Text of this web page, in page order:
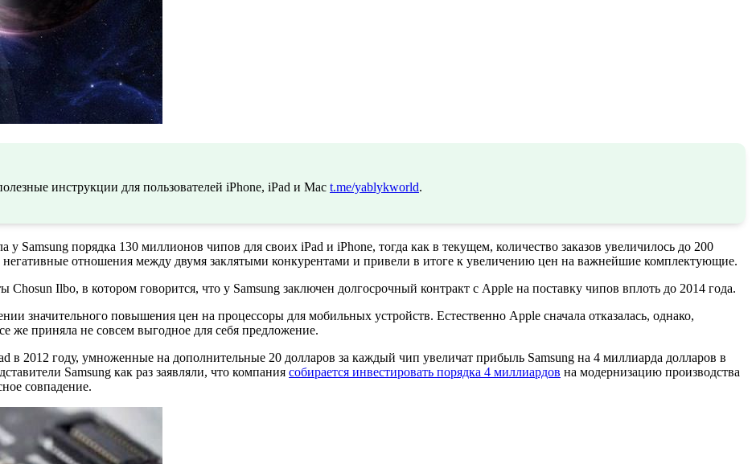
инструкции для пользователей iPhone, iPad и Mac t.me/yablykworld.
Samsung порядка 130 миллионов чипов для своих iPad и iPhone, тогда как в текущем, количество заказов увеличилось до 200
отношения между двумя заклятыми конкурентами и привели в итоге к увеличению цен на важнейшие комплектующие.
Chosun Ilbo, в котором говорится, что у Samsung заключен долгосрочный контракт с Apple на поставку чипов вплоть до 2014 года.
значительного повышения цен на процессоры для мобильных устройств. Естественно Apple сначала отказалась, однако,
же приняла не совсем выгодное для себя предложение.
в 2012 году, умноженные на дополнительные 20 долларов за каждый чип увеличат прибыль Samsung на 4 миллиарда долларов в
Samsung как раз заявляли, что компания собирается инвестировать порядка 4 миллиардов на модернизацию производства
совпадение.